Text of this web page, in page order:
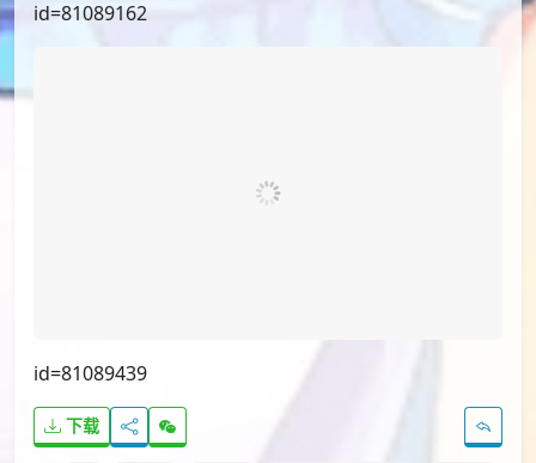
精选壁纸
高清壁纸